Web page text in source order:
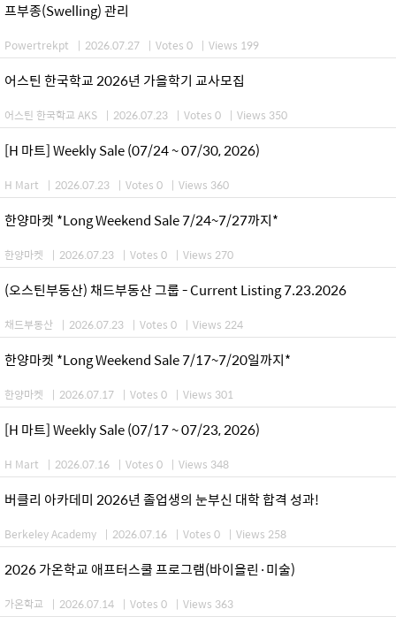
프부종(Swelling) 관리
Powertrekpt | 2026.07.27 | Votes 0 | Views 199
어스틴 한국학교 2026년 가을학기 교사모집
어스틴 한국학교 AKS | 2026.07.23 | Votes 0 | Views 350
[H 마트] Weekly Sale (07/24 ~ 07/30, 2026)
H Mart | 2026.07.23 | Votes 0 | Views 360
한양마켓 *Long Weekend Sale 7/24~7/27까지*
한양마켓 | 2026.07.23 | Votes 0 | Views 270
(오스틴부동산) 채드부동산 그룹 - Current Listing 7.23.2026
채드부동산 | 2026.07.23 | Votes 0 | Views 224
한양마켓 *Long Weekend Sale 7/17~7/20일까지*
한양마켓 | 2026.07.17 | Votes 0 | Views 301
[H 마트] Weekly Sale (07/17 ~ 07/23, 2026)
H Mart | 2026.07.16 | Votes 0 | Views 348
버클리 아카데미 2026년 졸업생의 눈부신 대학 합격 성과!
Berkeley Academy | 2026.07.16 | Votes 0 | Views 258
2026 가온학교 애프터스쿨 프로그램(바이올린·미술)
가온학교 | 2026.07.14 | Votes 0 | Views 363